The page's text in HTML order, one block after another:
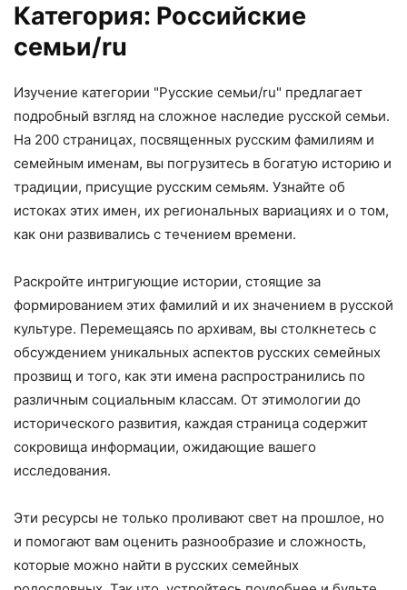
Категория: Российские
семьи/ru
Изучение категории "Русские семьи/ru" предлагает
подробный взгляд на сложное наследие русской семьи.
На 200 страницах, посвященных русским фамилиям и
семейным именам, вы погрузитесь в богатую историю и
традиции, присущие русским семьям. Узнайте об
истоках этих имен, их региональных вариациях и о том,
как они развивались с течением времени.
Раскройте интригующие истории, стоящие за
формированием этих фамилий и их значением в русской
культуре. Перемещаясь по архивам, вы столкнетесь с
обсуждением уникальных аспектов русских семейных
прозвищ и того, как эти имена распространились по
различным социальным классам. От этимологии до
исторического развития, каждая страница содержит
сокровища информации, ожидающие вашего
исследования.
Эти ресурсы не только проливают свет на прошлое, но
и помогают вам оценить разнообразие и сложность,
которые можно найти в русских семейных